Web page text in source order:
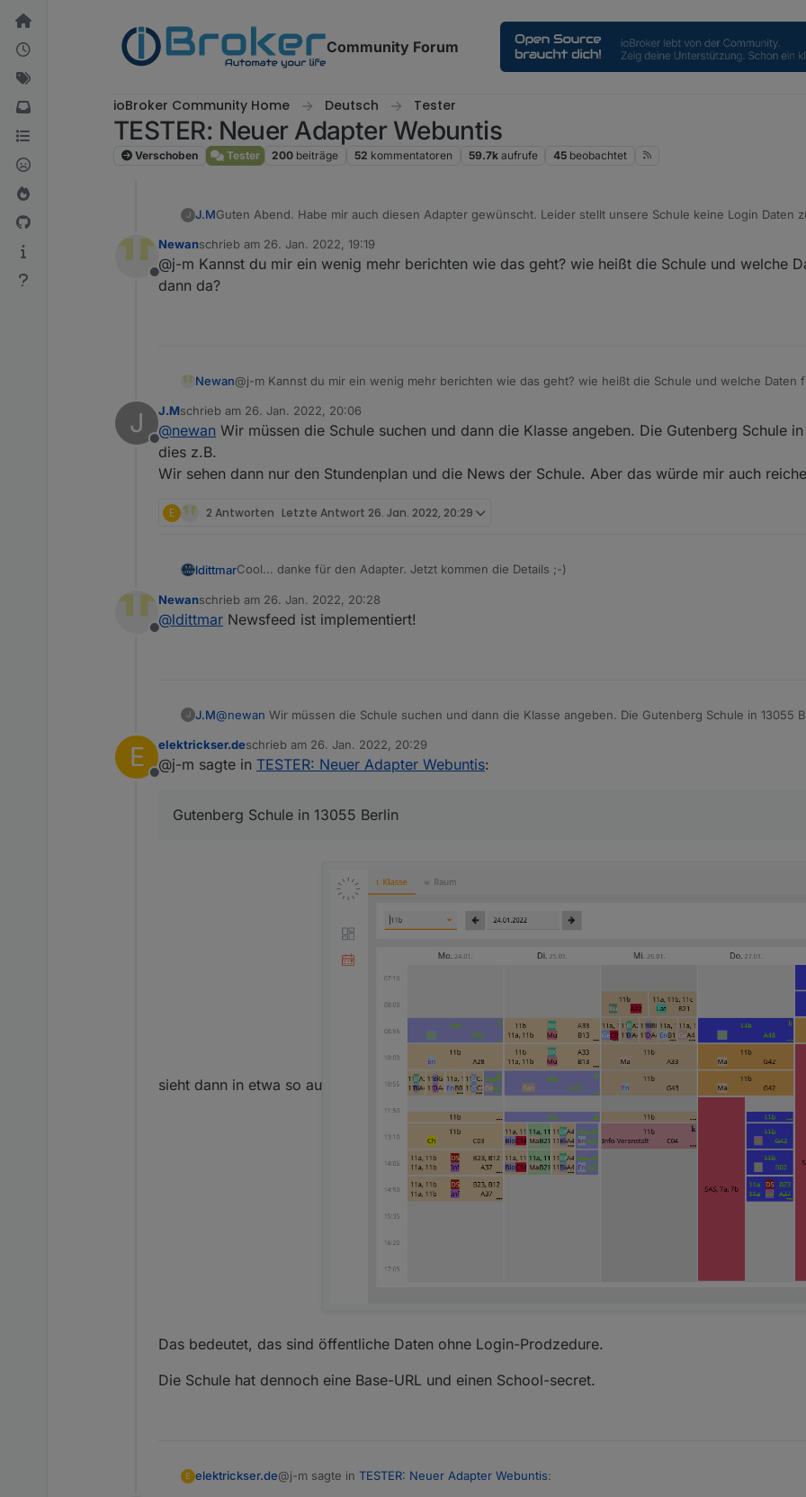
Weiter zum Inhalt
Community Forum
ioBroker Community Home Deutsch Tester
TESTER: Neuer Adapter Webuntis
Verschoben Tester 200 beiträge 52 kommentatoren 59.7k aufrufe 45 beobachtet
J J.MGuten Abend. Habe mir auch diesen Adapter gewünscht. Leider stellt unsere Schule keine Login Daten
Offline
Newanschrieb am 26. Jan. 2022, 19:19
zuletzt editiert von
@j-m Kannst du mir ein wenig mehr berichten wie das geht? wie heißt die Schule und welche
dann da?
Newan@j-m Kannst du mir ein wenig mehr berichten wie das geht? wie heißt die Schule und welche Daten
J
Offline
J.Mschrieb am 26. Jan. 2022, 20:06
zuletzt editiert von
@newan Wir müssen die Schule suchen und dann die Klasse angeben. Die Gutenberg Schule
dies z.B.
Wir sehen dann nur den Stundenplan und die News der Schule. Aber das würde mir auch
E 2 Antworten Letzte Antwort 26. Jan. 2022, 20:29
ldittmarCool... danke für den Adapter. Jetzt kommen die Details ;-)
Wie wäre es wenn man aus end- und startTime Date-Objekte machen würden, dann könnte man viel
arbeiten.
Dann gibt es noch das Info-Center mit Abwesenheiten, Termine und Sprechstunden. :-)
Aber klar... immer eins nach dem Anderen :-D
Offline
Newanschrieb am 26. Jan. 2022, 20:28
zuletzt editiert von
@ldittmar Newsfeed ist implementiert!
J J.M@newan Wir müssen die Schule suchen und dann die Klasse angeben. Die Gutenberg Schule in 13055
E
Offline
elektrickser.deschrieb am 26. Jan. 2022, 20:29
zuletzt editiert von
@j-m sagte in TESTER: Neuer Adapter Webuntis:
Gutenberg Schule in 13055 Berlin
sieht dann in etwa so au
Das bedeutet, das sind öffentliche Daten ohne Login-Prodzedure.
Die Schule hat dennoch eine Base-URL und einen School-secret.
E elektrickser.de@j-m sagte in TESTER: Neuer Adapter Webuntis: